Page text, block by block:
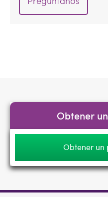
Obtener
Obtener un